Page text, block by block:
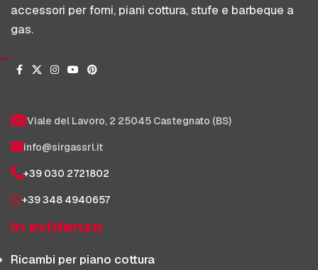
accessori per forni, piani cottura, stufe e barbeque a
gas.
Viale del Lavoro, 2 25045 Castegnato (BS)
info@sirgassrl.it
+39 030 2721802
+39 348 4940657
In evidenza
Ricambi per piano cottura